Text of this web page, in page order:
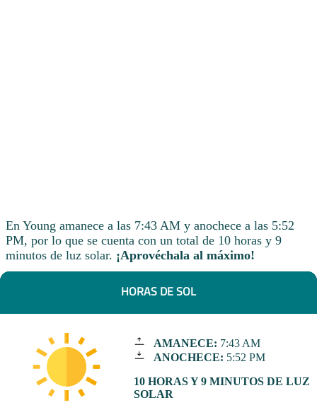
En Young amanece a las 7:43 AM y anochece a las 5:52
PM, por lo que se cuenta con un total de 10 horas y 9
minutos de luz solar. ¡Aprovéchala al máximo!
HORAS DE SOL
AMANECE: 7:43 AM
ANOCHECE: 5:52 PM
10 HORAS Y 9 MINUTOS DE LUZ
SOLAR